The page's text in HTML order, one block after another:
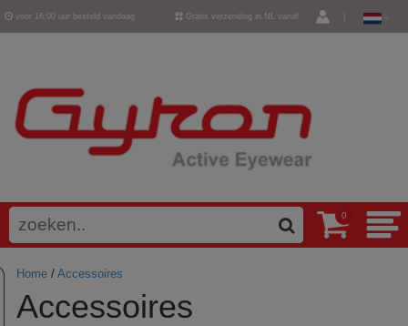
voor 16:00 uur besteld vandaag Gratis verzending in NL vanaf
0
Home /Accessoires
Accessoires